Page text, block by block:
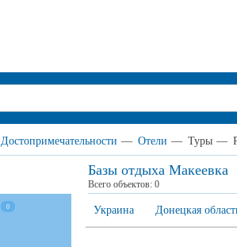
Достопримечательности — Отели — Туры —
Базы отдыха Макеевка
Всего объектов: 0
Украина Донецкая
0